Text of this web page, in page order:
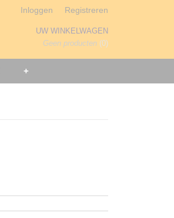
Inloggen Registreren
UW WINKELWAGEN
Geen producten (0)
+